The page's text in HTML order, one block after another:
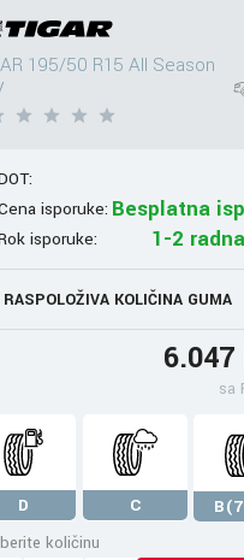
195/50 R15 All Season
isporuke: Besplatna
isporuke: 1-2
RASPOLOŽIVA KOLIČINA GUMA
6.047
sa
D C
količinu